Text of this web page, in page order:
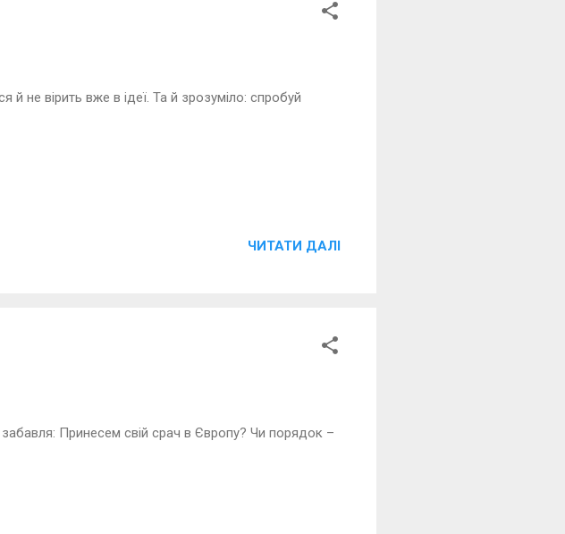
не вірить вже в ідеї. Та й зрозуміло: спробуй
ЧИТАТИ ДАЛІ
Принесем свій срач в Європу? Чи порядок –